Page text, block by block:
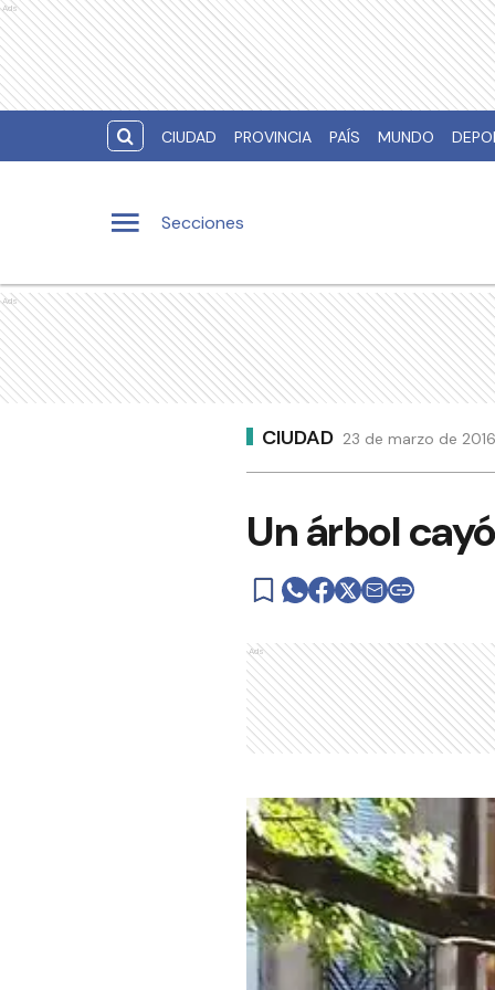
Ads
CIUDAD PROVINCIA PAÍS MUNDO
Secciones
Ads
CIUDAD 23 de marzo de
Un árbol
Ads